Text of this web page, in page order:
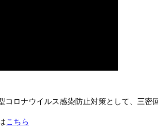
ロナウイルス感染防止対策として、三密
こちら